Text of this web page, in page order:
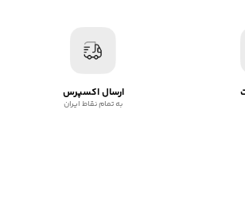
ارسال اکسپرس
به تمام نقاط ایران